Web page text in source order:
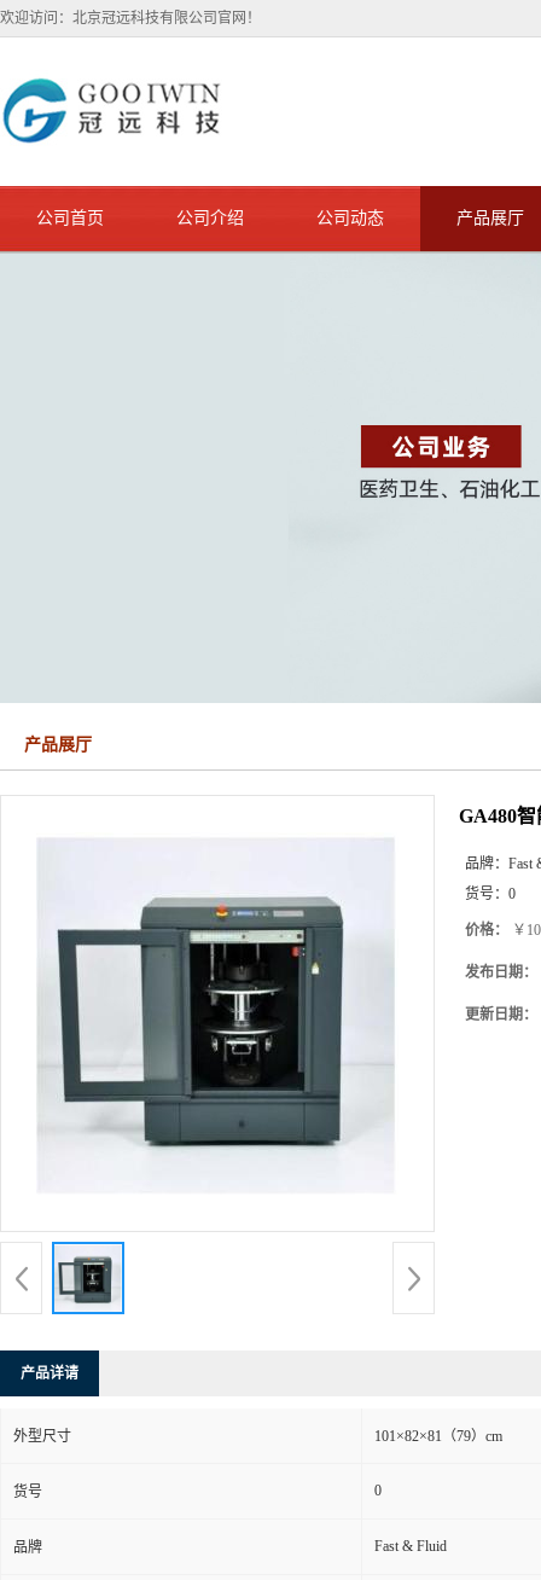
欢迎访问：北京冠远科技有限公司官网！
公司首页 公司介绍 公司动态 产品展厅
产品展厅
GA480
品牌： Fast
货号： 0
价格： ￥
发布日期：
更新日期：
产品详请
外型尺寸 101×82×81（79）cm
货号 0
品牌 Fast & Fluid